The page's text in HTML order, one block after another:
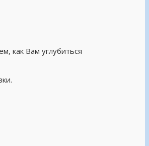
как Вам углубиться